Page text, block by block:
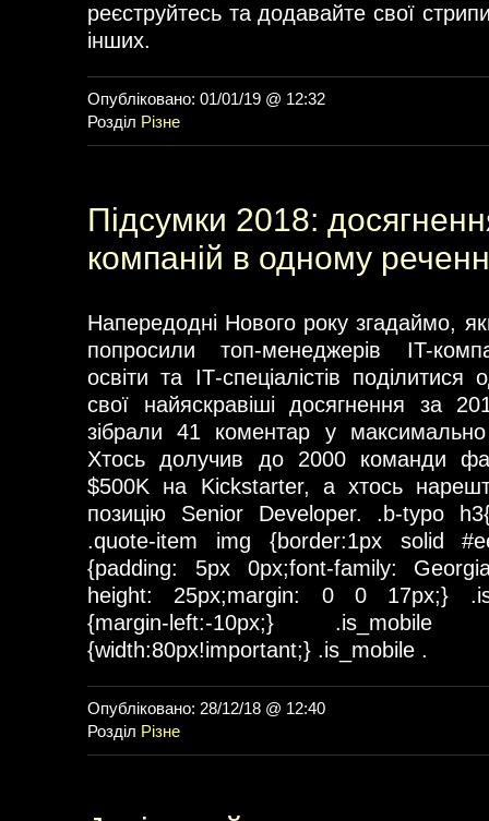
реєструйтесь та додавайте свої
інших.
Опубліковано: 01/01/19 @ 12:32
Розділ Різне
Підсумки 2018:
компаній в одному
Напередодні Нового року згадаймо,
попросили топ-менеджерів IT-
освіти та ІТ-спеціалістів
свої найяскравіші досягнення за
зібрали 41 коментар у
Хтось долучив до 2000 команди
$500K на Kickstarter, а хтось
позицію Senior Developer. .b-typo
.quote-item img {border:1px solid
{padding: 5px 0px;font-family:
height: 25px;margin: 0 0 17px;}
{margin-left:-10px;}
{width:80px!important;} .is_mobile .
Опубліковано: 28/12/18 @ 12:40
Розділ Різне